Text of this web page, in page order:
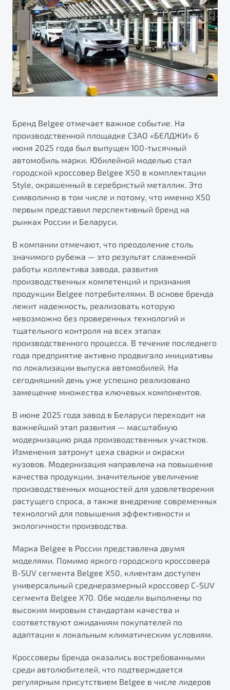
Яркий кроссовер
от 2 219 990 ₽*
Обзор В наличии
Элегантный и практичный седан
Обзор В наличии
X70
от 2 499 990 ₽*
Обзор В наличии
Автокредит
Трейд-ин
Страхование
Расчет КАСКО
Узнайте о специальных выгодах при покупке
Подробно
Автомобили в наличии
Тест-драйв
Автокредит
Спецпредложения
ПОДДЕРЖКА
Гарантия Belgee
Belgee Линк
Belgee Клуб
Belgee Плюс
Клиентская поддержка
Помощь на дорогах
Будьте еще более уверены на дорогах с программой
"Помощь на дорогах"
Преимущества программы
Запись на сервис
Калькулятор ТО
О бренде
О дилерском центре
Правовая информация
Бренд Belgee отмечает важное событие. На
производственной площадке СЗАО «БЕЛДЖИ» 6
июня 2025 года был выпущен 100-тысячный
автомобиль марки. Юбилейной моделью стал
городской кроссовер Belgee X50 в комплектации
Style, окрашенный в серебристый металлик. Это
символично в том числе и потому, что именно X50
первым представил перспективный бренд на
рынках России и Беларуси.
В компании отмечают, что преодоление столь
значимого рубежа — это результат слаженной
работы коллектива завода, развития
производственных компетенций и признания
продукции Belgee потребителями. В основе бренда
лежит надежность, реализовать которую
невозможно без проверенных технологий и
тщательного контроля на всех этапах
производственного процесса. В течение последнего
года предприятие активно продвигало инициативы
по локализации выпуска автомобилей. На
сегодняшний день уже успешно реализовано
замещение множества ключевых компонентов.
В июне 2025 года завод в Беларуси переходит на
важнейший этап развития — масштабную
модернизацию ряда производственных участков.
Изменения затронут цеха сварки и окраски
кузовов. Модернизация направлена на повышение
качества продукции, значительное увеличение
производственных мощностей для удовлетворения
растущего спроса, а также внедрение современных
технологий для повышения эффективности и
экологичности производства.
Марка Belgee в России представлена двумя
моделями. Помимо яркого городского кроссовера
B-SUV сегмента Belgee X50, клиентам доступен
универсальный среднеразмерный кроссовер C-SUV
сегмента Belgee X70. Обе модели выполнены по
высоким мировым стандартам качества и
соответствуют ожиданиям покупателей по
адаптации к локальным климатическим условиям.
Кроссоверы бренда оказались востребованными
среди автолюбителей, что подтверждается
регулярным присутствием Belgee в числе лидеров